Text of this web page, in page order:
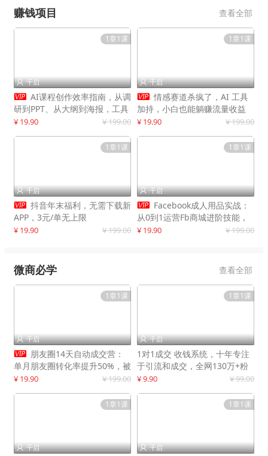
赚钱项目 查看全部
1章1课
 千启
 AI课程创作效率指南，从调
研到PPT、从大纲到海报，工具
赋能，打造可持续变现产品线
¥ 19.90 ¥ 199.00
1章1课
 千启
 情感赛道杀疯了，AI 工具
加持，小白也能躺赚流量收益
¥ 19.90 ¥ 199.00
1章1课
 千启
 抖音年末福利，无需下载新
APP，3元/单无上限
¥ 19.90 ¥ 199.00
1章1课
 千启
 Facebook成人用品实战：
从0到1运营Fb商城进阶技能，
快速提升订单转化与店铺收益
¥ 19.90 ¥ 199.00
微商必学 查看全部
1章1课
 千启
 朋友圈14天自动成交营：
单月朋友圈转化率提升50%，被
动收入超3万元
¥ 19.90 ¥ 199.00
1章1课
 千启
1对1成交 收钱系统，十年专注
于引流和成交，全网130万+粉
丝
¥ 9.90 ¥ 99.00
1章1课
 千启
1章1课
 千启